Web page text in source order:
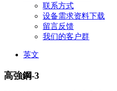
联系方式
设备需求资料下载
留言反馈
我们的客户群
英文
高強鋼-3